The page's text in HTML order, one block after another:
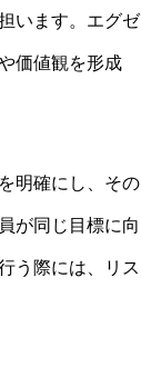
います。エグゼ
価値観を形成
明確にし、その
が同じ目標に向
う際には、リス